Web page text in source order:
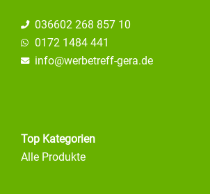
036602 268 857 10
0172 1484 441
info@werbetreff-gera.de
Top Kategorien
Alle Produkte